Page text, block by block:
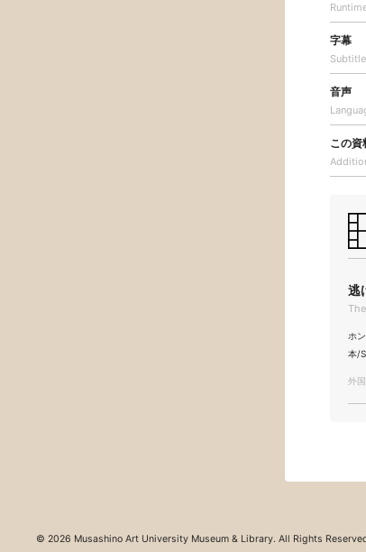
字幕
Subtitle
音声
この資
逃
ホ
本/
外
© 2026 Musashino Art University Museum & Library. All Rights